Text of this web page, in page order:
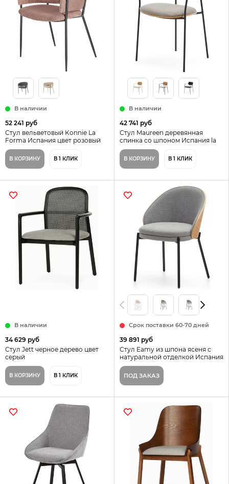
В наличии
52 241 руб
Стул вельветовый Konnie La
Forma Испания цвет розовый
В КОРЗИНУ В 1 КЛИК
В наличии
42 741 руб
Стул Maureen деревянная
спинка со шпоном Испания la
Forma цвет коричневый
В КОРЗИНУ В 1 КЛИК
В наличии
34 629 руб
Стул Jett черное дерево цвет
серый
В КОРЗИНУ В 1 КЛИК
Срок поставки 60-70 дней
39 891 руб
Стул Eamy из шпона ясеня с
натуральной отделкой Испания
La Forma цвет светло-серый
ПОД ЗАКАЗ